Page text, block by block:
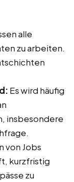
alle
zu arbeiten.
Es wird häufig
insbesondere
von Jobs
kurzfristig
zu